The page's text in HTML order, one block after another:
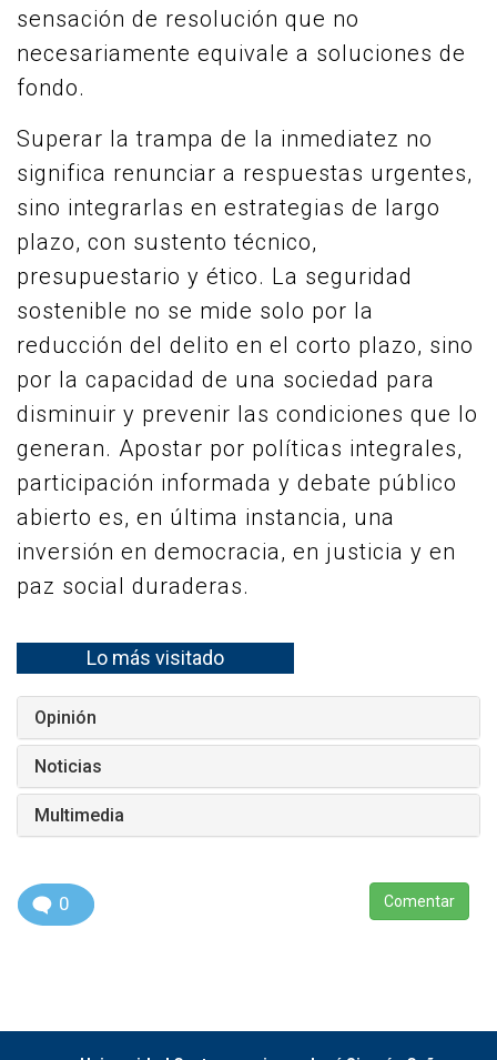
sensación de resolución que no
necesariamente equivale a soluciones de
fondo.
Superar la trampa de la inmediatez no
significa renunciar a respuestas urgentes,
sino integrarlas en estrategias de largo
plazo, con sustento técnico,
presupuestario y ético. La seguridad
sostenible no se mide solo por la
reducción del delito en el corto plazo, sino
por la capacidad de una sociedad para
disminuir y prevenir las condiciones que lo
generan. Apostar por políticas integrales,
participación informada y debate público
abierto es, en última instancia, una
inversión en democracia, en justicia y en
paz social duraderas.
Lo más visitado
Opinión
Noticias
Multimedia
0 Comentar